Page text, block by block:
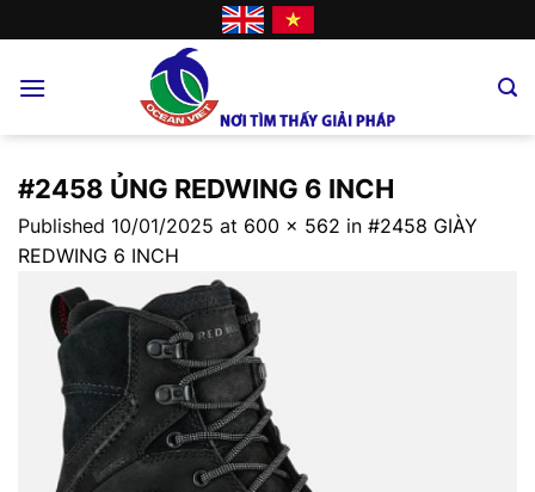
to
#2458 ỦNG REDWING 6 INCH
Published 10/01/2025 at 600 × 562 in #2458 GIÀY
REDWING 6 INCH